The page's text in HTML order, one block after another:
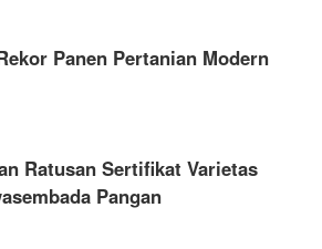
Panen Pertanian Modern
Ratusan Sertifikat Varietas
Pangan